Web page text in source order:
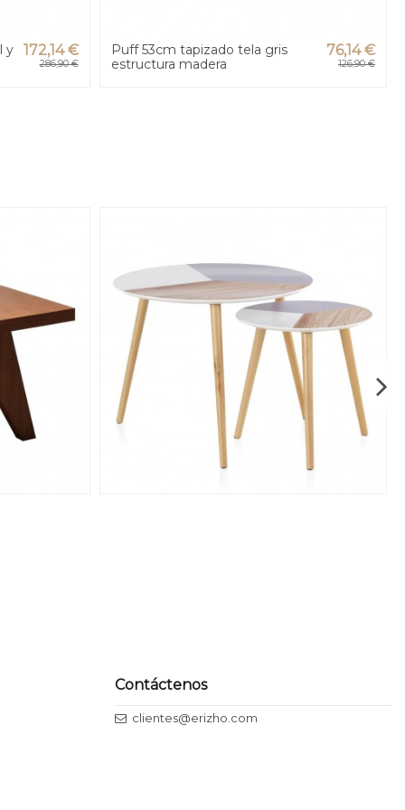
y 172,14 €
286,90 €
Puff 53cm tapizado tela gris
estructura madera
76,14 €
126,90 €
Contáctenos
clientes@erizho.com